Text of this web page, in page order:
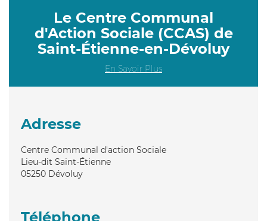
Le Centre Communal
d'Action Sociale (CCAS) de
Saint-Étienne-en-Dévoluy
En Savoir Plus
Adresse
Centre Communal d'action Sociale
Lieu-dit Saint-Étienne
05250 Dévoluy
Téléphone